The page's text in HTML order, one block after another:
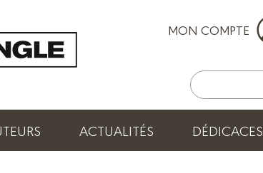
MON COMPTE
ACTUALITÉS DÉDICACES